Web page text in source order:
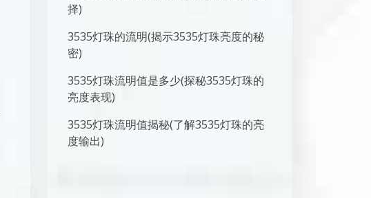
择)
3535灯珠的流明(揭示3535灯珠亮度的秘
密)
3535灯珠流明值是多少(探秘3535灯珠的
亮度表现)
3535灯珠流明值揭秘(了解3535灯珠的亮
度输出)